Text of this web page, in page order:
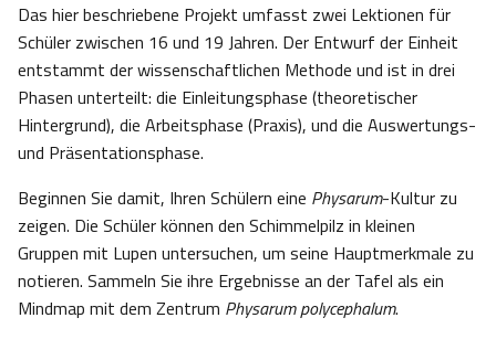
Das hier beschriebene Projekt umfasst zwei Lektionen für
Schüler zwischen 16 und 19 Jahren. Der Entwurf der Einheit
entstammt der wissenschaftlichen Methode und ist in drei
Phasen unterteilt: die Einleitungsphase (theoretischer
Hintergrund), die Arbeitsphase (Praxis), und die Auswertungs-
und Präsentationsphase.
Beginnen Sie damit, Ihren Schülern eine Physarum-Kultur zu
zeigen. Die Schüler können den Schimmelpilz in kleinen
Gruppen mit Lupen untersuchen, um seine Hauptmerkmale zu
notieren. Sammeln Sie ihre Ergebnisse an der Tafel als ein
Mindmap mit dem Zentrum Physarum polycephalum.